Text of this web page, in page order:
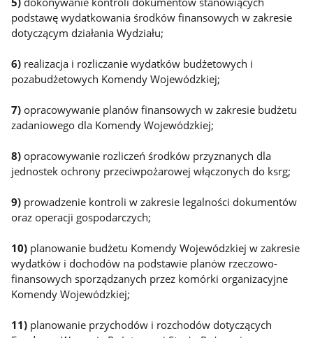
podstawę wydatkowania środków finansowych w zakresie
dotyczącym działania Wydziału;
6) realizacja i rozliczanie wydatków budżetowych i
pozabudżetowych Komendy Wojewódzkiej;
7) opracowywanie planów finansowych w zakresie budżetu
zadaniowego dla Komendy Wojewódzkiej;
8) opracowywanie rozliczeń środków przyznanych dla
jednostek ochrony przeciwpożarowej włączonych do ksrg;
9) prowadzenie kontroli w zakresie legalności dokumentów
oraz operacji gospodarczych;
10) planowanie budżetu Komendy Wojewódzkiej w zakresie
wydatków i dochodów na podstawie planów rzeczowo-
finansowych sporządzanych przez komórki organizacyjne
Komendy Wojewódzkiej;
11) planowanie przychodów i rozchodów dotyczących